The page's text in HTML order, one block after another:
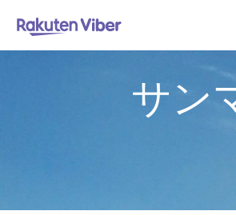
サン